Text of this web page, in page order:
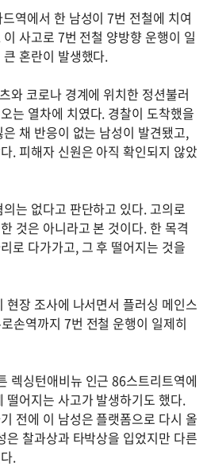
역에서 한 남성이 7번 전철에 치여
사고로 7번 전철 양방향 운행이 일
혼란이 발생했다.
와 코로나 경계에 위치한 정션불러
는 열차에 치였다. 경찰이 도착했을
채 반응이 없는 남성이 발견됐고,
. 피해자 신원은 아직 확인되지 않았
는 없다고 판단하고 있다. 고의로
것은 아니라고 본 것이다. 한 목격
로 다가가고, 그 후 떨어지는 것을
현장 조사에 나서면서 플러싱 메인스
손역까지 7번 전철 운행이 일제히
렉싱턴애비뉴 인근 86스트리트역에
떨어지는 사고가 발생하기도 했다.
전에 이 남성은 플랫폼으로 다시 올
은 찰과상과 타박상을 입었지만 다른
.